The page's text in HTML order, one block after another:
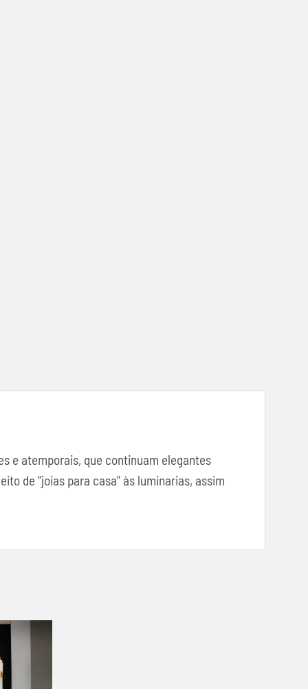
e atemporais, que continuam elegantes
de “joias para casa” às luminarias, assim